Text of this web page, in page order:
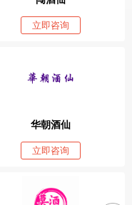
立即咨询
华朝酒仙
立即咨询